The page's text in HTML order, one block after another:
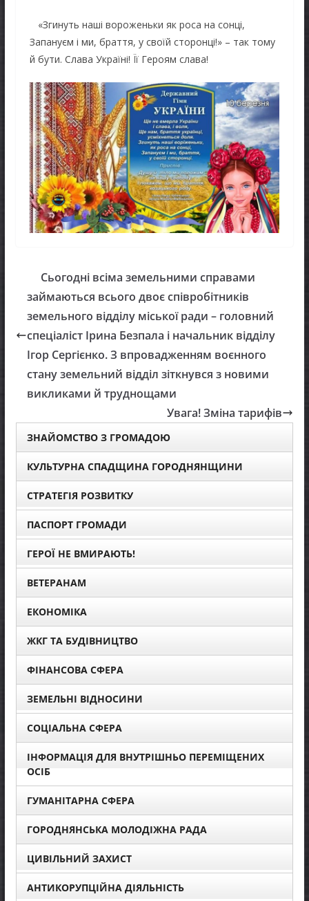
«Згинуть наші вороженьки як роса на сонці,
Запануєм і ми, браття, у своїй сторонці!» – так тому
й бути. Слава Україні! Її Героям слава!
Сьогодні всіма земельними справами
займаються всього двоє співробітників
земельного відділу міської ради – головний
спеціаліст Ірина Безпала і начальник відділу
Ігор Сергієнко. З впровадженням воєнного
стану земельний відділ зіткнувся з новими
викликами й труднощами
Увага! Зміна тарифів
ЗНАЙОМСТВО З ГРОМАДОЮ
КУЛЬТУРНА СПАДЩИНА ГОРОДНЯНЩИНИ
СТРАТЕГІЯ РОЗВИТКУ
ПАСПОРТ ГРОМАДИ
ГЕРОЇ НЕ ВМИРАЮТЬ!
ВЕТЕРАНАМ
ЕКОНОМІКА
ЖКГ ТА БУДІВНИЦТВО
ФІНАНСОВА СФЕРА
ЗЕМЕЛЬНІ ВІДНОСИНИ
СОЦІАЛЬНА СФЕРА
ІНФОРМАЦІЯ ДЛЯ ВНУТРІШНЬО ПЕРЕМІЩЕНИХ
ОСІБ
ГУМАНІТАРНА СФЕРА
ГОРОДНЯНСЬКА МОЛОДІЖНА РАДА
ЦИВІЛЬНИЙ ЗАХИСТ
АНТИКОРУПЦІЙНА ДІЯЛЬНІСТЬ